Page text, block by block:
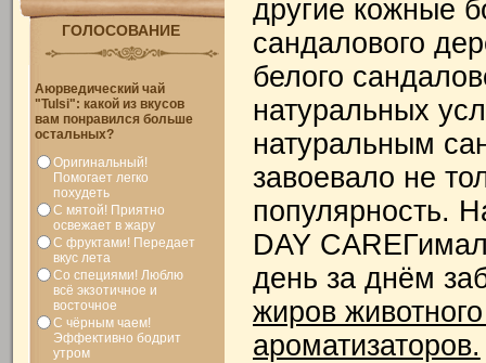
ГОЛОСОВАНИЕ
Аюрведический чай
"Tulsi": какой из вкусов
вам понравился больше
остальных?
Оригинальный!
Помогает легко
похудеть
С мятой! Приятно
освежает в жару
С фруктами! Передает
вкус лета
Со специями! Люблю
всё экзотичное и
восточное
С чёрным чаем!
Эффективно бодрит
утром
другие кожные
сандалового
белого
натуральных
натуральным
завоевало не
популярность.
DAY CARE
день за днём
жиров
ароматизаторов.